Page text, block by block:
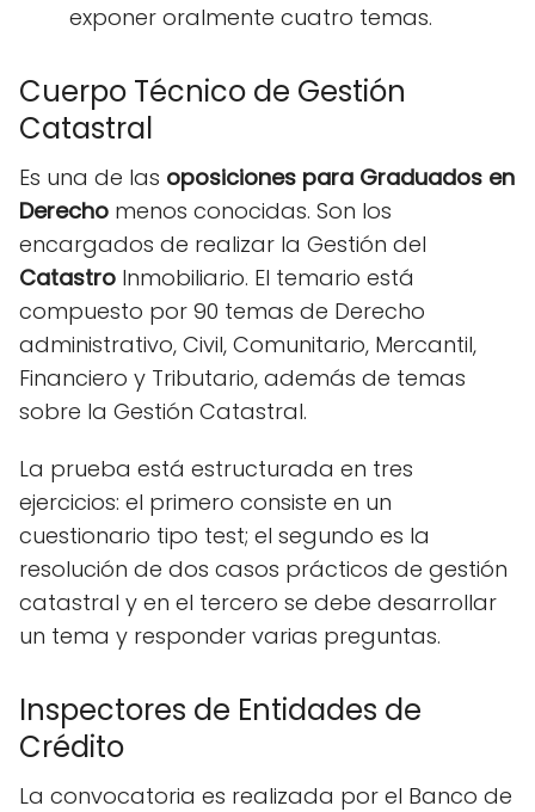
exponer oralmente cuatro temas.
Cuerpo Técnico de Gestión
Catastral
Es una de las oposiciones para Graduados en
Derecho menos conocidas. Son los
encargados de realizar la Gestión del
Catastro Inmobiliario. El temario está
compuesto por 90 temas de Derecho
administrativo, Civil, Comunitario, Mercantil,
Financiero y Tributario, además de temas
sobre la Gestión Catastral.
La prueba está estructurada en tres
ejercicios: el primero consiste en un
cuestionario tipo test; el segundo es la
resolución de dos casos prácticos de gestión
catastral y en el tercero se debe desarrollar
un tema y responder varias preguntas.
Inspectores de Entidades de
Crédito
La convocatoria es realizada por el Banco de